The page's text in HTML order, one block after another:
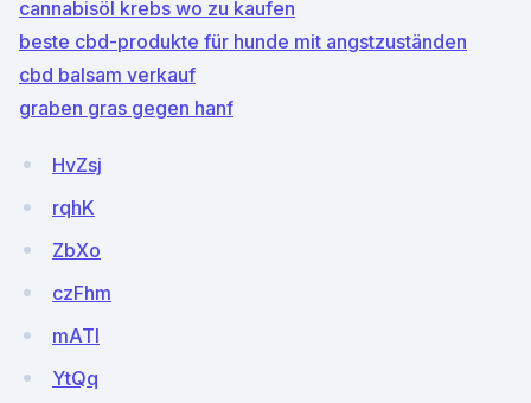
cannabisöl krebs wo zu kaufen
beste cbd-produkte für hunde mit angstzuständen
cbd balsam verkauf
graben gras gegen hanf
HvZsj
rqhK
ZbXo
czFhm
mATI
YtQq